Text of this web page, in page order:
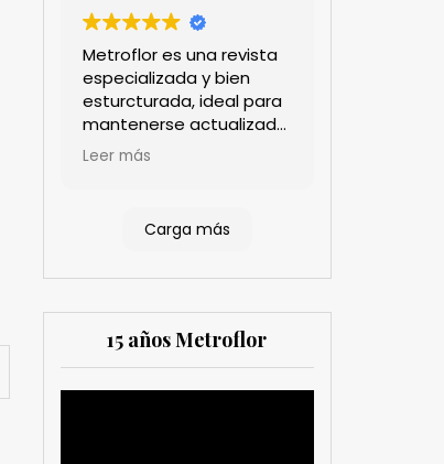
Metroflor es una revista
especializada y bien
esturcturada, ideal para
mantenerse actualizado
en el sector floricultor.
estratégica, las
sector así como los
cubrimientos de los
eventos sociales de las
compañías. Es una
Leer más
Carga más
15 años Metroflor